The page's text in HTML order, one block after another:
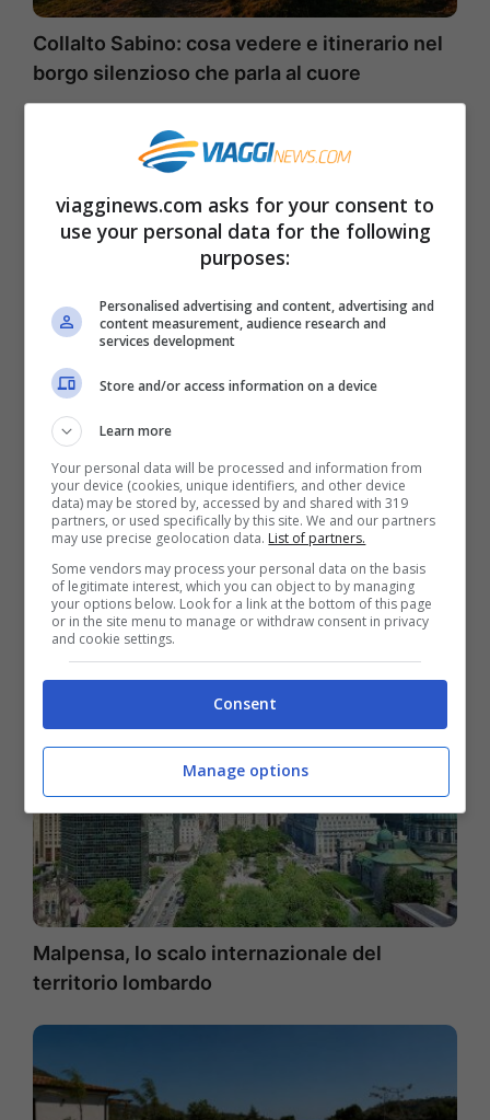
Collalto Sabino: cosa vedere e itinerario nel
borgo silenzioso che parla al cuore
3 Meraviglie Nascoste nel Lazio: Tra Borghi
Sospesi e Segreti Sotterranei
Consigli di Viaggio
Malpensa, lo scalo internazionale del
territorio lombardo
viagginews.com asks for your consent to
use your personal data for the following
purposes:
Personalised advertising and content, advertising and
content measurement, audience research and
services development
Store and/or access information on a device
Learn more
Your personal data will be processed and information from
your device (cookies, unique identifiers, and other device
data) may be stored by, accessed by and shared with 319
partners, or used specifically by this site. We and our partners
may use precise geolocation data. List of partners.
Some vendors may process your personal data on the basis
of legitimate interest, which you can object to by managing
your options below. Look for a link at the bottom of this page
or in the site menu to manage or withdraw consent in privacy
and cookie settings.
Consent
Manage options